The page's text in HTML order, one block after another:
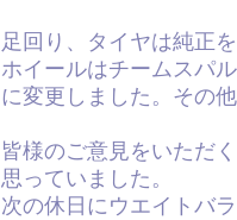
足回り、タイヤは純正
ホイールはチームスパ
に変更しました。その
皆様のご意見をいただ
思っていました。
次の休日にウエイトバ